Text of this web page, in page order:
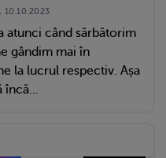
10.10.2023
atunci când sărbătorim
gândim mai în
la lucrul respectiv. Așa
încă...